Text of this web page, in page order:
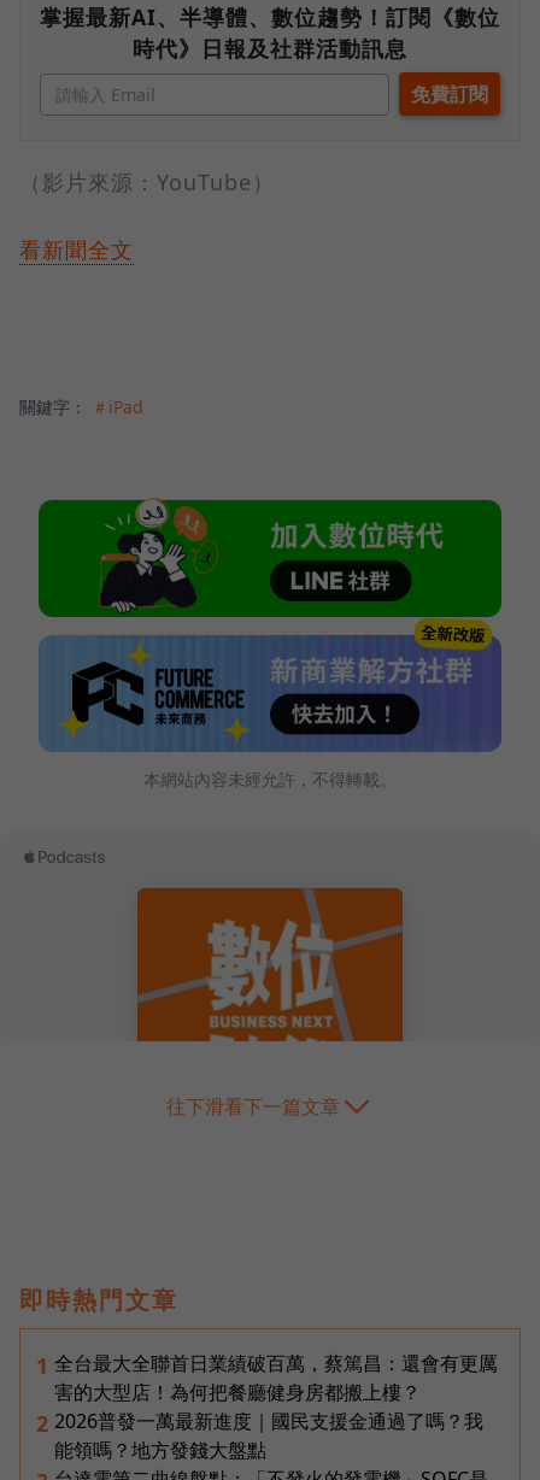
掌握最新AI、半導體、數位趨勢！訂閱《數位
時代》日報及社群活動訊息
（影片來源：YouTube）
看新聞全文
關鍵字： ＃iPad
本網站內容未經允許，不得轉載。
往下滑看下一篇文章
即時熱門文章
1 全台最大全聯首日業績破百萬，蔡篤昌：還會有更厲
害的大型店！為何把餐廳健身房都搬上樓？
2 2026普發一萬最新進度｜國民支援金通過了嗎？我
能領嗎？地方發錢大盤點